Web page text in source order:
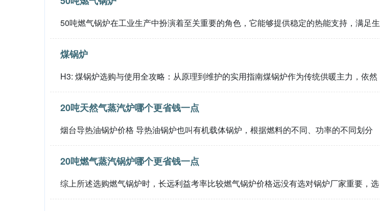
50吨燃气锅炉在工业生产中扮演着至关重要的角色，它能够提供稳定的热能支持，满足生
煤锅炉
H3: 煤锅炉选购与使用全攻略：从原理到维护的实用指南煤锅炉作为传统供暖主力，依然
20吨天然气蒸汽炉哪个更省钱一点
烟台导热油锅炉价格 导热油锅炉也叫有机载体锅炉，根据燃料的不同、功率的不同划分
20吨燃气蒸汽锅炉哪个更省钱一点
综上所述选购燃气锅炉时，长远利益考率比较燃气锅炉价格远没有选对锅炉厂家重要，选